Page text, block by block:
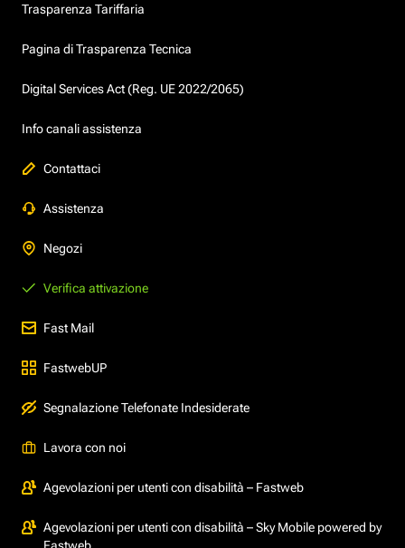
Trasparenza Tariffaria
Pagina di Trasparenza Tecnica
Digital Services Act (Reg. UE 2022/2065)
Info canali assistenza
Contattaci
Assistenza
Negozi
Verifica attivazione
Fast Mail
FastwebUP
Segnalazione Telefonate Indesiderate
Lavora con noi
Agevolazioni per utenti con disabilità – Fastweb
Agevolazioni per utenti con disabilità – Sky Mobile powered by
Fastweb